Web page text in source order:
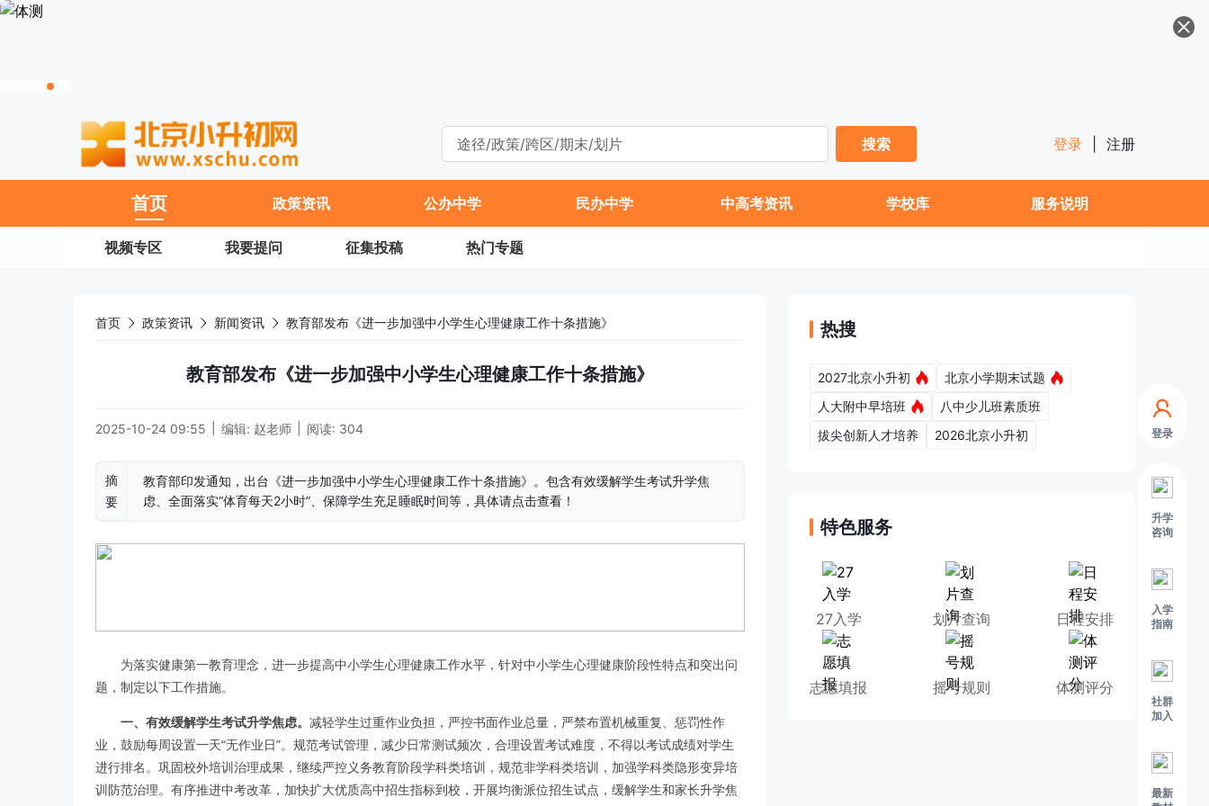
登录
升学
咨询
入学
指南
社群
加入
最新
搜索
登录 注册
首页 政策资讯 公办中学 民办中学 中高考资讯 学校库 服务说明
视频专区 我要提问 征集投稿 热门专题
首页 政策资讯 新闻资讯 教育部发布《进一步加强中小学生心理健康工作十条措施》
教育部发布《进一步加强中小学生心理健康工作十条措施》
2025-10-24 09:55 编辑: 赵老师 阅读: 304
摘
要
教育部印发通知，出台《进一步加强中小学生心理健康工作十条措施》。包含有效缓解学生考试升学焦
虑、全面落实“体育每天2小时”、保障学生充足睡眠时间等，具体请点击查看！
为落实健康第一教育理念，进一步提高中小学生心理健康工作水平，针对中小学生心理健康阶段性特点和突出问
题，制定以下工作措施。
一、有效缓解学生考试升学焦虑。 减轻学生过重作业负担，严控书面作业总量，严禁布置机械重复、惩罚性作
业，鼓励每周设置一天“无作业日”。规范考试管理，减少日常测试频次，合理设置考试难度，不得以考试成绩对学生
进行排名。巩固校外培训治理成果，继续严控义务教育阶段学科类培训，规范非学科类培训，加强学科类隐形变异培
训防范治理。有序推进中考改革，加快扩大优质高中招生指标到校，开展均衡派位招生试点，缓解学生和家长升学焦
热搜
2027北京小升初
北京小学期末试题
人大附中早培班
八中少儿班素质班
拔尖创新人才培养
2026北京小升初
特色服务
27入学 划片查询 日程安排
志愿填报 摇号规则 体测评分